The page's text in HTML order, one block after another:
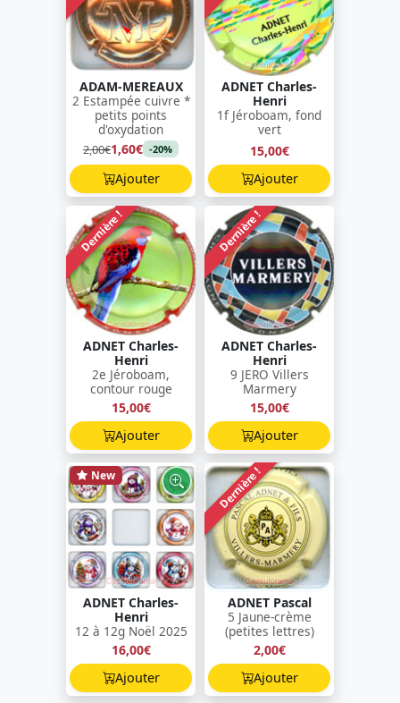
ADAM-MEREAUX
2 Estampée cuivre *
petits points
d'oxydation
2,00€1,60€ -20%
Ajouter
ADNET Charles-
Henri
1f Jéroboam, fond
vert
15,00€
Ajouter
Dernière !
ADNET Charles-
Henri
2e Jéroboam,
contour rouge
15,00€
Ajouter
Dernière !
ADNET Charles-
Henri
9 JERO Villers
Marmery
15,00€
Ajouter
New
ADNET Charles-
Henri
12 à 12g Noël 2025
16,00€
Ajouter
Dernière !
ADNET Pascal
5 Jaune-crème
(petites lettres)
2,00€
Ajouter